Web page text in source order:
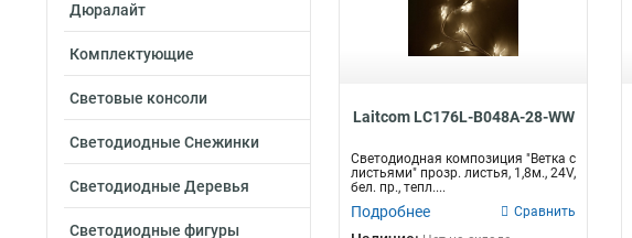
Дюралайт
Комплектующие
Световые консоли
Светодиодные Снежинки
Светодиодные Деревья
Светодиодные фигуры
Laitcom LC176L-B048A-28-WW
Светодиодная композиция "Ветка с
листьями" прозр. листья, 1,8м., 24V,
бел. пр., тепл....
Подробнее Сравнить